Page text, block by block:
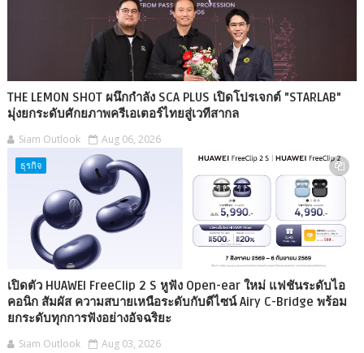
THE LEMON SHOT ผนึกกำลัง SCA PLUS เปิดโปรเจกต์ "STARLAB"
มุ่งยกระดับศักยภาพครีเอเตอร์ไทยสู่เวทีสากล
Siam Outlook Aug 06, 2026
ธุรกิจ
เปิดตัว HUAWEI FreeClip 2 S หูฟัง Open-ear ใหม่ แฟชันระดับไอ
คอนิก สัมผัส ความสบายเหนือระดับกับดีไซน์ Airy C-Bridge พร้อม
ยกระดับทุกการฟังอย่างอัจฉริยะ
Siam Outlook Aug 03, 2026